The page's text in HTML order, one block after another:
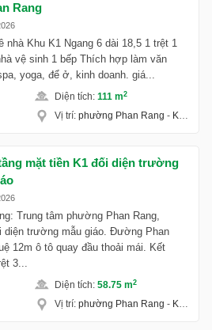
Rang
nhà Khu K1 Ngang 6 dài 18,5 1 trệt 1
vệ sinh 1 bếp Thích hợp làm văn
yoga, để ở, kinh doanh. giá...
Diện tích: 111 m2
Vị trí: phường Phan Rang - Khánh Hoà
mặt tiền K1 đối diện trường
Trung tâm phường Phan Rang,
diện trường mẫu giáo. Đường Phan
12m ô tô quay đầu thoải mái. Kết
3...
Diện tích: 58.75 m2
Vị trí: phường Phan Rang - Khánh Hoà